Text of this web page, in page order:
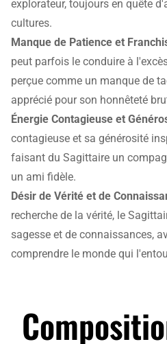
explorateur, toujours en quête
cultures.
Manque de Patience et
peut parfois le conduire à
perçue comme un manque de
apprécié pour son honnêteté
Énergie Contagieuse et
contagieuse et sa générosité
faisant du Sagittaire un
un ami fidèle.
Désir de Vérité et de
recherche de la vérité, le
sagesse et de connaissances,
comprendre le monde qui